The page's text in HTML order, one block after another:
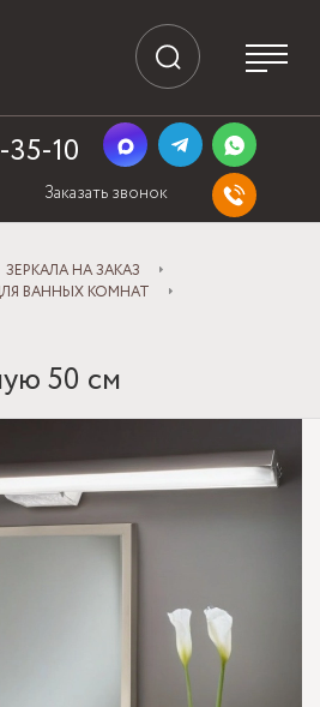
35-10
Заказать звонок
ЗЕРКАЛА НА ЗАКАЗ
ВАННЫХ КОМНАТ
50 см